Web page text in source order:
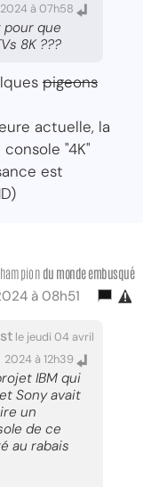
à 07h58
que
8K ???
pigeons
actuelle, la
"4K"
est
du monde embusqué
à 08h51
le jeudi 04 avril
2024 à 12h39
IBM qui
Sony avait
un
de ce
au rabais